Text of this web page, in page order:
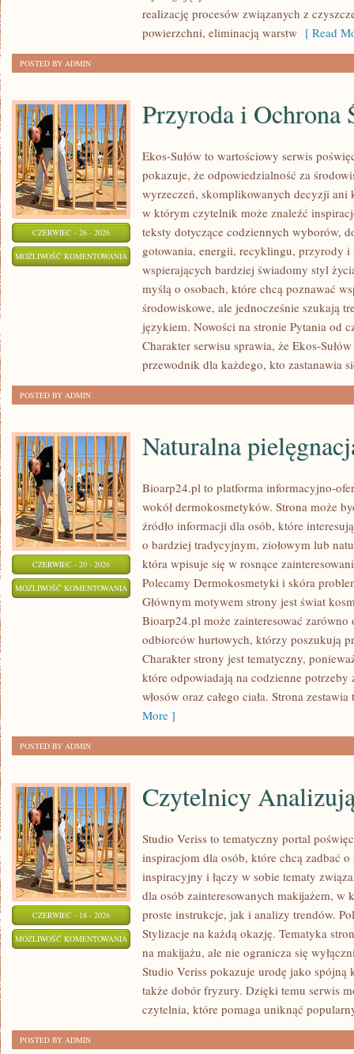
realizację procesów związanych z
powierzchni, eliminacją warstw [ Read
POSTED BY ADMIN
CZERWIEC - 26 - 2026
MOŻLIWOŚĆ KOMENTOWANIA PRZYRODA
OCHRONA
ŚRODOWISKA
Przyroda i Ochrona
Ekos-Sułów to wartościowy serwis
pokazuje, że odpowiedzialność za
wyrzeczeń, skomplikowanych decyzji ani
w którym czytelnik może znaleźć
teksty dotyczące codziennych wyborów,
gotowania, energii, recyklingu, przyrody i
wspierających bardziej świadomy styl
myślą o osobach, które chcą poznawać
środowiskowe, ale jednocześnie szukają
językiem. Nowości na stronie Pytania od
Charakter serwisu sprawia, że Ekos-
przewodnik dla każdego, kto zastanawia
POSTED BY ADMIN
CZERWIEC - 20 - 2026
MOŻLIWOŚĆ KOMENTOWANIA NATURALNA
PIELĘGNACJA
TWARZY
Naturalna
Bioarp24.pl to platforma informacyjno-
wokół dermokosmetyków. Strona może
źródło informacji dla osób, które
o bardziej tradycyjnym, ziołowym lub
która wpisuje się w rosnące
Polecamy Dermokosmetyki i skóra
Głównym motywem strony jest świat
Bioarp24.pl może zainteresować
odbiorców hurtowych, którzy poszukują
Charakter strony jest tematyczny,
które odpowiadają na codzienne
włosów oraz całego ciała. Strona
More ]
POSTED BY ADMIN
CZERWIEC - 18 - 2026
MOŻLIWOŚĆ KOMENTOWANIA CZYTELNICY
ANALIZUJĄ
Czytelnicy
Studio Veriss to tematyczny portal
inspiracjom dla osób, które chcą zadbać
inspiracyjny i łączy w sobie tematy
dla osób zainteresowanych makijażem, w
proste instrukcje, jak i analizy trendów.
Stylizacje na każdą okazję. Tematyka
na makijażu, ale nie ogranicza się
Studio Veriss pokazuje urodę jako
także dobór fryzury. Dzięki temu serwis
czytelnia, które pomaga uniknąć
POSTED BY ADMIN